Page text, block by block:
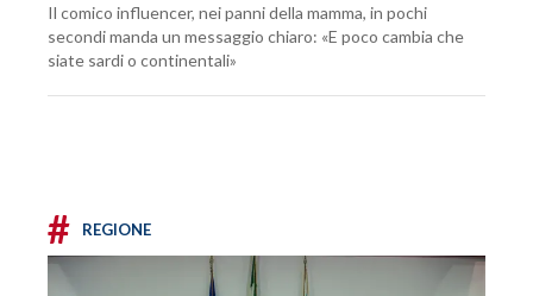
Il comico influencer, nei panni della mamma, in pochi
secondi manda un messaggio chiaro: «E poco cambia che
siate sardi o continentali»
# REGIONE